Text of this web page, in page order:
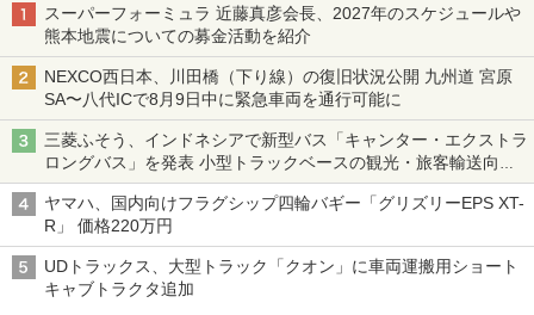
スーパーフォーミュラ 近藤真彦会長、2027年のスケジュールや
熊本地震についての募金活動を紹介
NEXCO西日本、川田橋（下り線）の復旧状況公開 九州道 宮原
SA〜八代ICで8月9日中に緊急車両を通行可能に
三菱ふそう、インドネシアで新型バス「キャンター・エクストラ
ロングバス」を発表 小型トラックベースの観光・旅客輸送向け
バス
ヤマハ、国内向けフラグシップ四輪バギー「グリズリーEPS XT-
R」 価格220万円
UDトラックス、大型トラック「クオン」に車両運搬用ショート
キャブトラクタ追加